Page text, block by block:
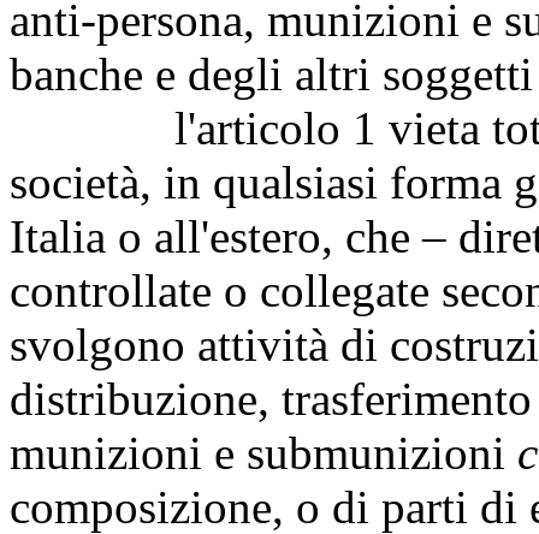
anti-persona, munizioni e
banche e degli altri
l'articolo 1 vieta
società, in qualsiasi forma
Italia o all'estero, che –
controllate o collegate
svolgono attività di
distribuzione,
munizioni e submunizioni
composizione, o di parti di